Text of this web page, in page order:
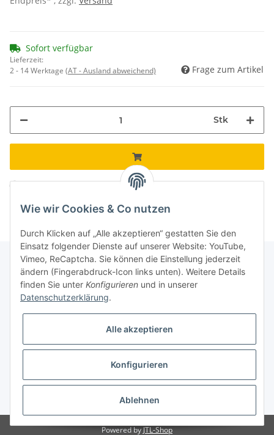
Sofort verfügbar
Lieferzeit:
2 - 14 Werktage (AT - Ausland abweichend) Frage zum Artikel
Stk
Loading... Komponenten werden geladen ...
Informationen
Galerie
* Keine Ausweisung der Mehrwertsteuer gemäß Klein-Unternehmer-Regelung.,
Powered byJTL-Shop
Wie wir Cookies & Co nutzen
Durch Klicken auf „Alle akzeptieren“ gestatten Sie den
Einsatz folgender Dienste auf unserer Website: YouTube,
Vimeo, ReCaptcha. Sie können die Einstellung jederzeit
ändern (Fingerabdruck-Icon links unten). Weitere Details
finden Sie unter Konfigurieren und in unserer
Datenschutzerklärung.
Alle akzeptieren
Konfigurieren
Ablehnen